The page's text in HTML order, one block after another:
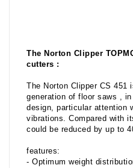
The Norton Clipper
cutters :
The Norton Clipper CS
generation of floor saws ,
design, particular attention
vibrations. Compared with
could be reduced by up to
features:
- Optimum weight